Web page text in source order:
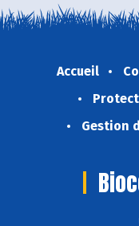
Accueil
Gestion